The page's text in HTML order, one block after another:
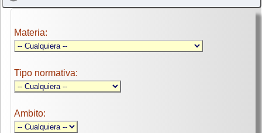
Materia:
Tipo normativa:
Ambito: